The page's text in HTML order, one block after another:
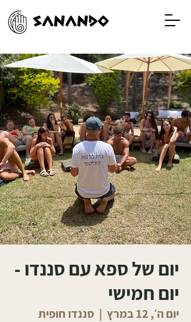
יום של ספא עם סננדו -
יום חמישי
יום ה׳, 12 במרץ
  |
סננדו חופית